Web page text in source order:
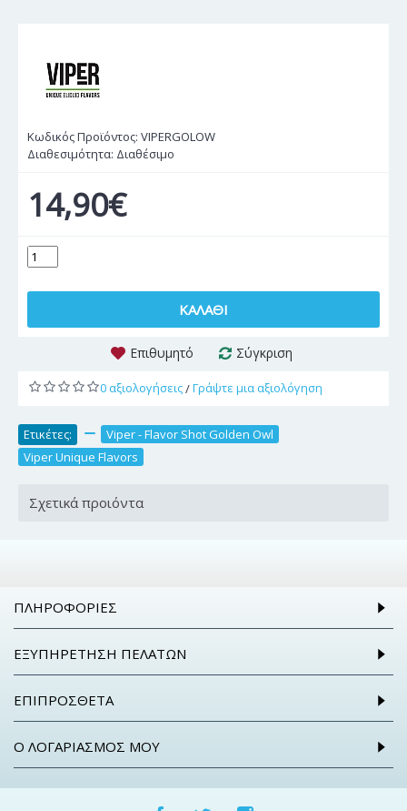
Κωδικός Προϊόντος: VIPERGOLOW
Διαθεσιμότητα: Διαθέσιμο
14,90€
ΚΑΛΆΘΙ
Επιθυμητό Σύγκριση
0 αξιολογήσεις/Γράψτε μια αξιολόγηση
Ετικέτες: Viper - Flavor Shot Golden Owl
Viper Unique Flavors
Σχετικά προιόντα
ΠΛΗΡΟΦΟΡΊΕΣ
ΕΞΥΠΗΡΈΤΗΣΗ ΠΕΛΑΤΏΝ
ΕΠΙΠΡΌΣΘΕΤΑ
Ο ΛΟΓΑΡΙΑΣΜΌΣ ΜΟΥ